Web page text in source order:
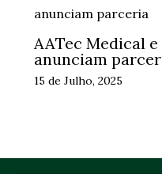
AATec Medical
anunciam
15 de Julho, 2025